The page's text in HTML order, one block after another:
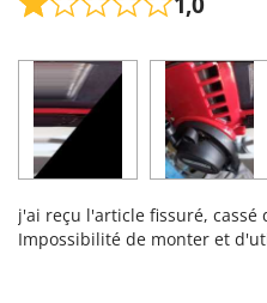
Prestations
Facilité d'utilisation
Qualité / Prix
Facilité de montage
Emballage
j'ai reçu l'article fissuré, cassé
Impossibilité de monter et